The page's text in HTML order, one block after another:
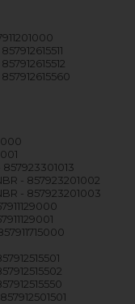
- 857923201002
- 857923201003